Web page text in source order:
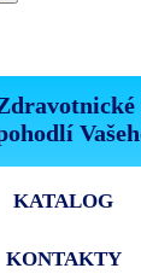
KATALOG
KONTAKTY